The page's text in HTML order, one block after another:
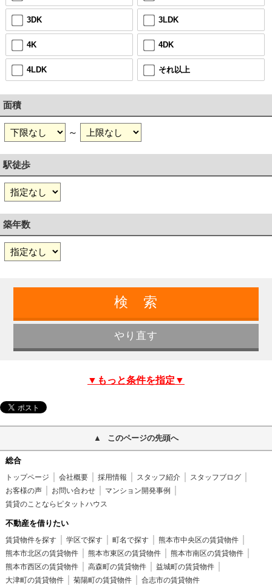
3DK 3LDK
4K 4DK
4LDK それ以上
面積
～
駅徒歩
築年数
▼もっと条件を指定▼
このページの先頭へ
総合
トップページ 会社概要 採用情報 スタッフ紹介
スタッフブログ
お客様の声
お問い合わせ
マンション開発事例
賃貸のことならピタットハウス
不動産を借りたい
賃貸物件を探す 学区で探す 町名で探す
熊本市中央区の賃貸物件
熊本市北区の賃貸物件
熊本市東区の賃貸物件
熊本市南区の賃貸物件
熊本市西区の賃貸物件
高森町の賃貸物件
益城町の賃貸物件
大津町の賃貸物件
菊陽町の賃貸物件 合志市の賃貸物件